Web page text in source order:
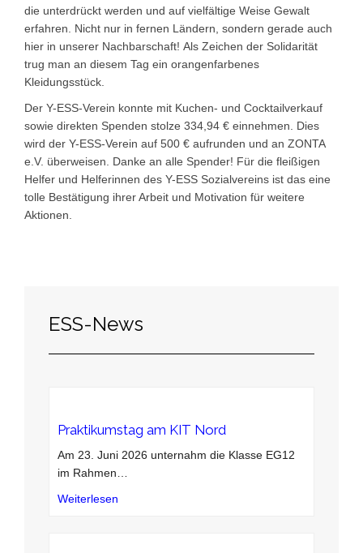
die unterdrückt werden und auf vielfältige Weise Gewalt
erfahren. Nicht nur in fernen Ländern, sondern gerade auch
hier in unserer Nachbarschaft! Als Zeichen der Solidarität
trug man an diesem Tag ein orangenfarbenes
Kleidungsstück.
Der Y-ESS-Verein konnte mit Kuchen- und Cocktailverkauf
sowie direkten Spenden stolze 334,94 € einnehmen. Dies
wird der Y-ESS-Verein auf 500 € aufrunden und an ZONTA
e.V. überweisen. Danke an alle Spender! Für die fleißigen
Helfer und Helferinnen des Y-ESS Sozialvereins ist das eine
tolle Bestätigung ihrer Arbeit und Motivation für weitere
Aktionen.
ESS-News
Praktikumstag am KIT Nord
Am 23. Juni 2026 unternahm die Klasse EG12
im Rahmen
Weiterlesen